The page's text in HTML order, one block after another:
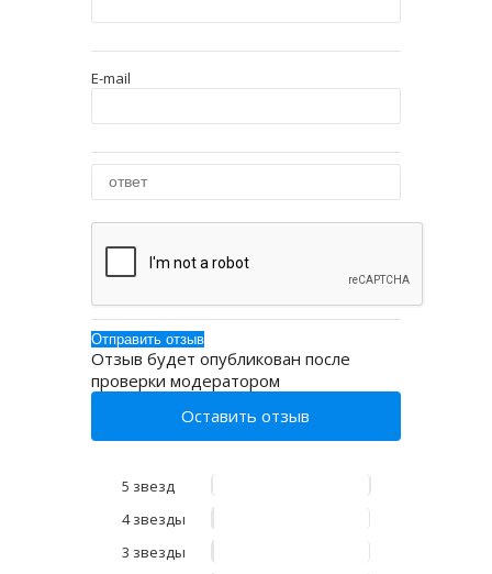
E-mail
Отзыв будет опубликован после
проверки модератором
Оставить отзыв
5 звезд
4 звезды
3 звезды